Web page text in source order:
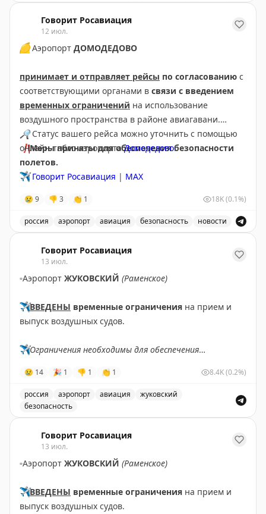
Говорит Росавиация
12 июл.
🟡Аэропорт ДОМОДЕДОВО
принимает и отправляет рейсы по согласованию с
соответствующими органами в связи с введением
временных ограничений на использование
воздушного пространства в районе авиагавани.
❗️Меры приняты для обеспечения безопасности
полетов.
🔎Статус вашего рейса можно уточнить с помощью
онлайн-табло аэропортаДомодедово.
✈️ Говорит Росавиация | МАХ
😢 9 👎 3 👏 1 18K(0.1%)
россия аэропорт авиация безопасность новости
Говорит Росавиация
13 июл.
▫️Аэропорт ЖУКОВСКИЙ (Раменское)
✈️ВВЕДЕНЫ временные ограничения на прием и
выпуск воздушных судов.
✈️Ограничения необходимы для обеспечения
✈️ Говорит Росавиация|MАХ
😢 14 🎉 1 👎 1 👏 1 8.4K(0.2%)
россия аэропорт авиация
жуковский
безопасность
Говорит Росавиация
13 июл.
▫️Аэропорт ЖУКОВСКИЙ (Раменское)
✈️ВВЕДЕНЫ временные ограничения на прием и
выпуск воздушных судов.